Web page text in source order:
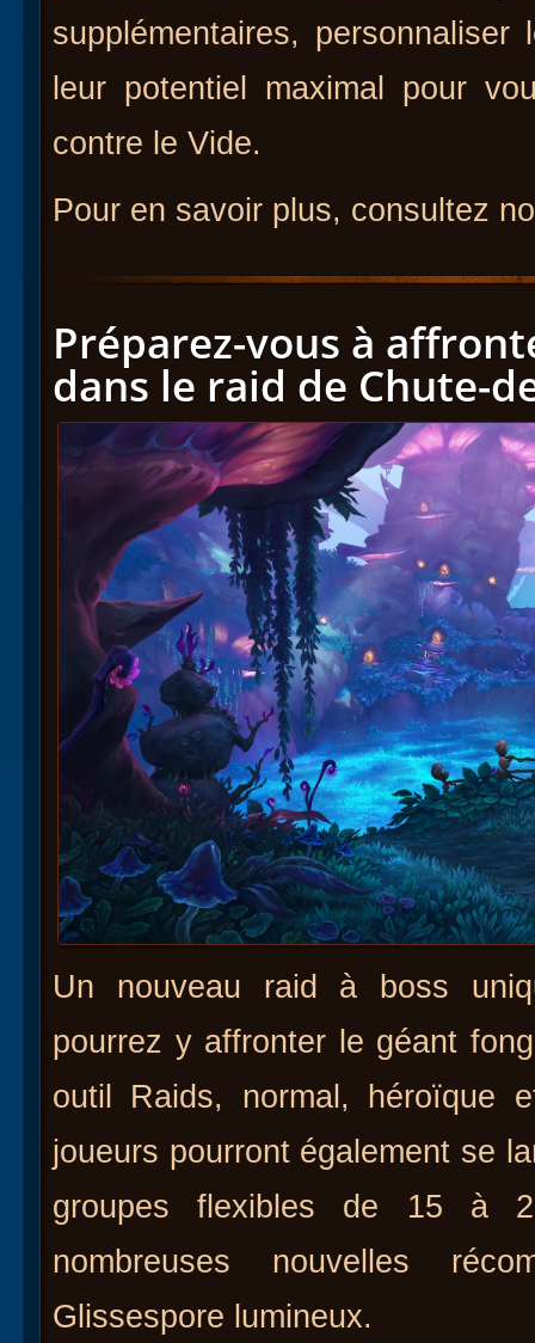
supplémentaires,
leur potentiel maximal pour
contre le Vide.
Pour en savoir plus, consultez
Préparez-vous à
dans le raid de Chute-
Un nouveau raid à boss
pourrez y affronter le géant
outil Raids, normal, héroïque
joueurs pourront également se
groupes flexibles de 15 à
nombreuses nouvelles
Glissespore lumineux.